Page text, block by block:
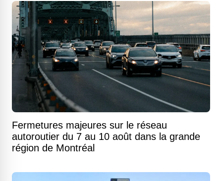
Fermetures majeures sur le réseau
autoroutier du 7 au 10 août dans la grande
région de Montréal